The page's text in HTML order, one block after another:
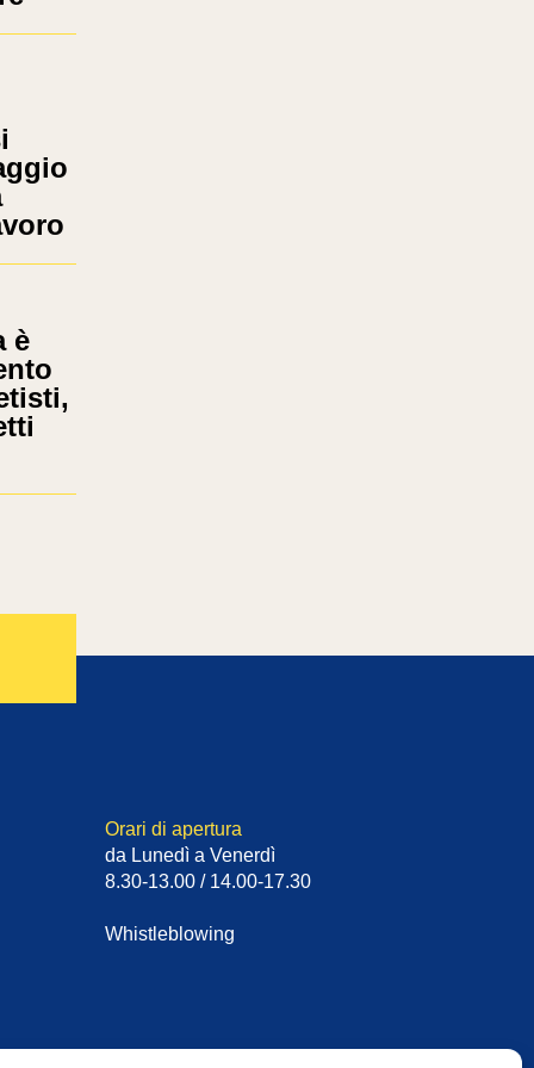
è
Orari di apertura
da Lunedì a Venerdì
8.30-13.00 / 14.00-17.30
Whistleblowing